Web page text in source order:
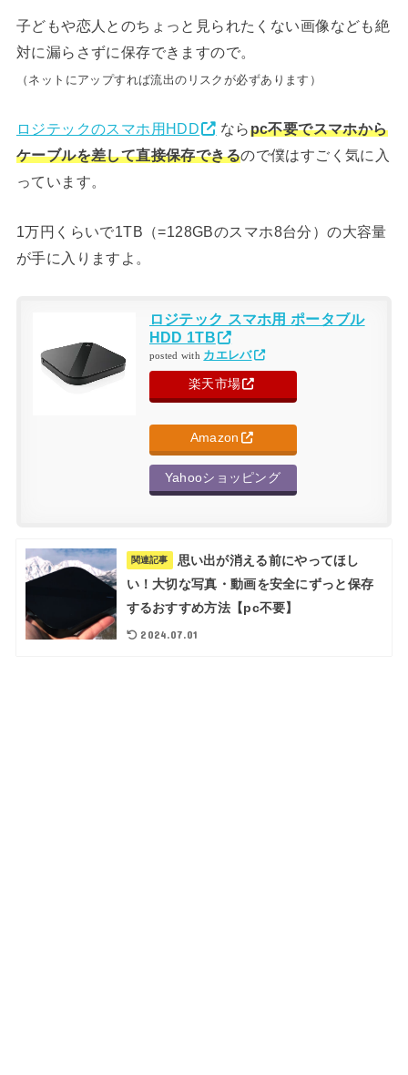
子どもや恋人とのちょっと見られたくない画像なども絶
対に漏らさずに保存できますので。
（ネットにアップすれば流出のリスクが必ずあります）
ロジテックのスマホ用HDD ならpc不要でスマホから
ケーブルを差して直接保存できるので僕はすごく気に入
っています。
1万円くらいで1TB（=128GBのスマホ8台分）の大容量
が手に入りますよ。
ロジテック スマホ用 ポータブル
HDD 1TB
posted with カエレバ
楽天市場
Amazon
Yahooショッピング
関連記事
思い出が消える前にやってほし
い！大切な写真・動画を安全にずっと保存
するおすすめ方法【pc不要】
2024.07.01